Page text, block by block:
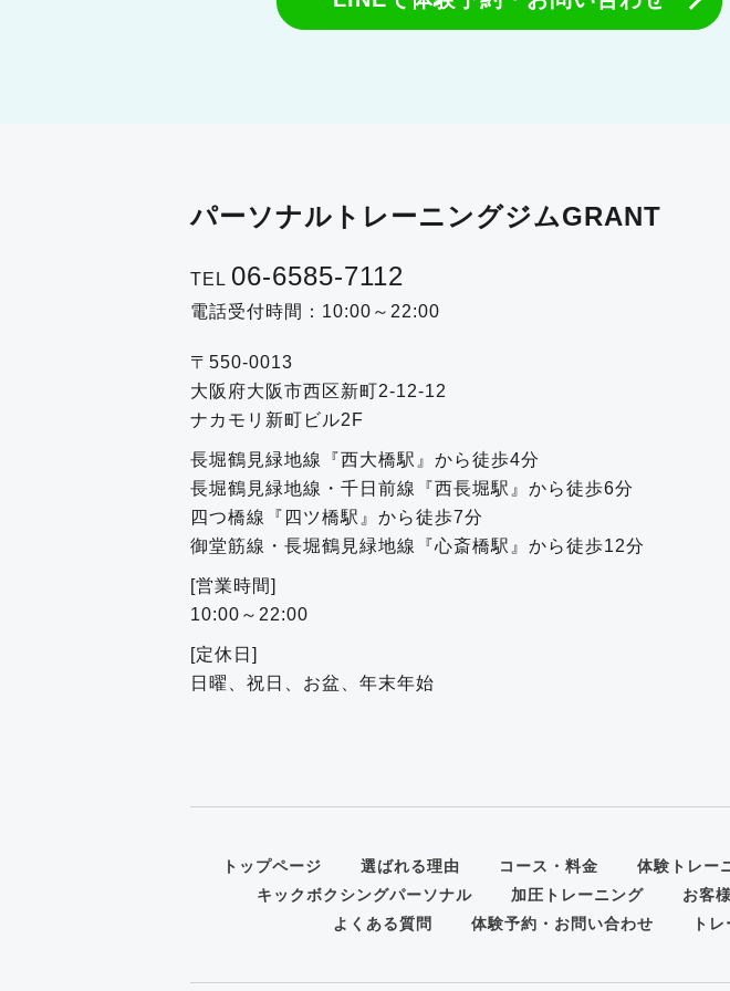
パーソナルトレーニングジムGRANT
TEL 06-6585-7112
電話受付時間：10:00～22:00
〒550-0013
大阪府大阪市西区新町2-12-12
ナカモリ新町ビル2F
長堀鶴見緑地線『西大橋駅』から徒歩4分
長堀鶴見緑地線・千日前線『西長堀駅』から徒歩6分
四つ橋線『四ツ橋駅』から徒歩7分
御堂筋線・長堀鶴見緑地線『心斎橋駅』から徒歩12分
[営業時間]
10:00～22:00
[定休日]
日曜、祝日、お盆、年末年始
トップページ 選ばれる理由 コース・料金 体験トレー
キックボクシングパーソナル
加圧トレーニング お客
よくある質問
体験予約・お問い合わせ ト